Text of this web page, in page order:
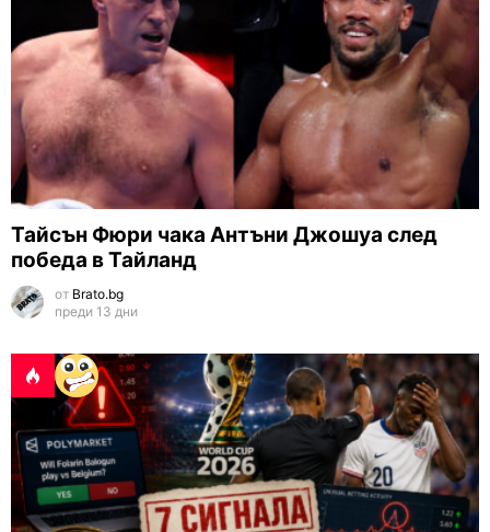
Тайсън Фюри чака Антъни Джошуа след
победа в Тайланд
от Brato.bg
преди 13 дни